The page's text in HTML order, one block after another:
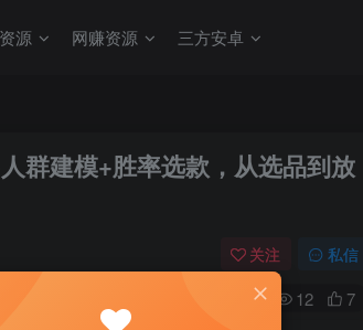
源 网赚资源 三方安卓
群建模+胜率选款，从选品到放
关注 私信
0 12 7